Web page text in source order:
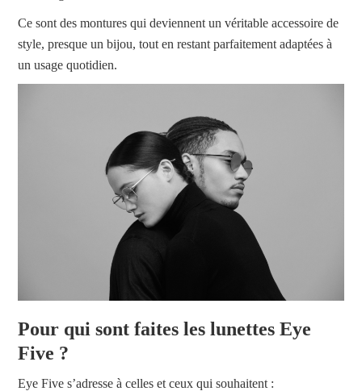
Ce sont des montures qui deviennent un véritable accessoire de
style, presque un bijou, tout en restant parfaitement adaptées à
un usage quotidien.
Pour qui sont faites les lunettes Eye
Five ?
Eye Five s’adresse à celles et ceux qui souhaitent :